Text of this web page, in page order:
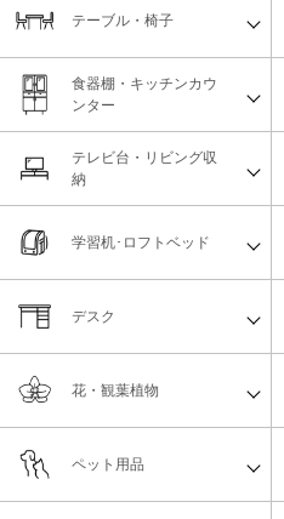
テーブル・椅子
食器棚・キッチンカウ
ンター
テレビ台・リビング収
納
学習机･ロフトベッド
デスク
花・観葉植物
ペット用品